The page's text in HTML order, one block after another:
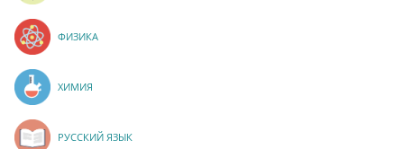
ФИЗИКА
ХИМИЯ
РУССКИЙ ЯЗЫК